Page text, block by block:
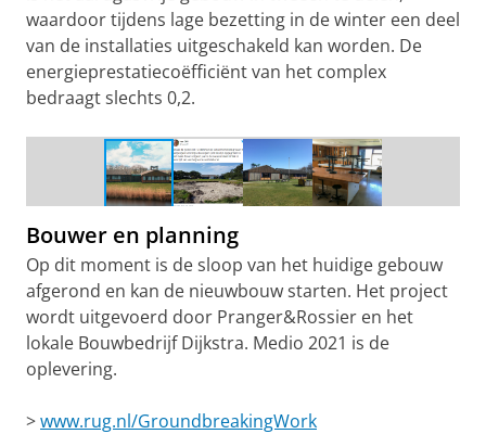
waardoor tijdens lage bezetting in de winter een deel
van de installaties uitgeschakeld kan worden. De
energieprestatiecoëfficiënt van het complex
bedraagt slechts 0,2.
Bouwer en planning
Op dit moment is de sloop van het huidige gebouw
afgerond en kan de nieuwbouw starten. Het project
wordt uitgevoerd door Pranger&Rossier en het
lokale Bouwbedrijf Dijkstra. Medio 2021 is de
oplevering.
>www.rug.nl/GroundbreakingWork